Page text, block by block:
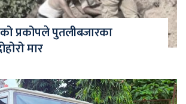
प्रकोपले पुतलीबजारका
मार